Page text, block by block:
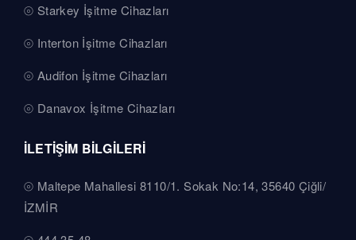
Starkey İşitme Cihazları
Interton İşitme Cihazları
Audifon İşitme Cihazları
Danavox İşitme Cihazları
İLETİŞİM BİLGİLERİ
Maltepe Mahallesi 8110/1. Sokak No:14, 35640 Çiğli/
İZMİR